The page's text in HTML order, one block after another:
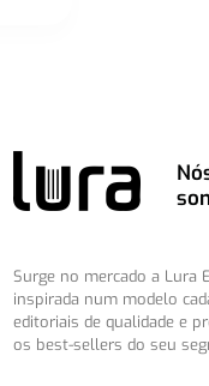
Surge no mercado a Lura
inspirada num modelo
editoriais de qualidade e
os best-sellers do seu